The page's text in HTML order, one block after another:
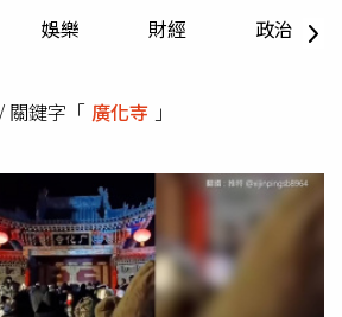
娛樂 財經 政治
關鍵字「 廣化寺 」